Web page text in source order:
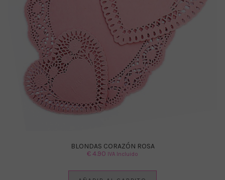
BLONDAS CORAZÓN ROSA
€4.90 IVA Incluido